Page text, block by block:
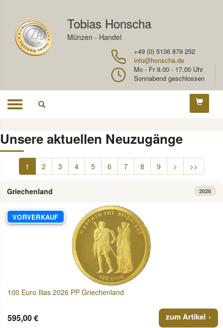
Tobias Honscha
Münzen - Handel
+49 (0) 5136 879 252
info@honscha.de
Mo - Fr 9.00 - 17.00 Uhr
Sonnabend geschlossen
Toggle
Unsere aktuellen Neuzugänge
1 2 3 4 5 6 7 8 9 > >>
Griechenland 2026
VORVERKAUF
100 Euro Ilias 2026 PP Griechenland
595,00 € zum Artikel